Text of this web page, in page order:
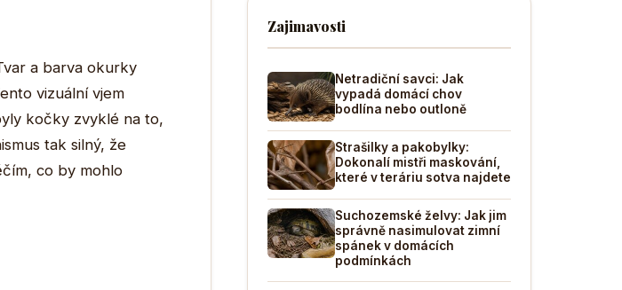
a barva okurky
vizuální vjem
kočky zvyklé na to,
tak silný, že
co by mohlo
Zajimavosti
Netradiční savci: Jak
vypadá domácí chov
bodlína nebo outloně
Strašilky a pakobylky:
Dokonalí mistři maskování,
které v teráriu sotva najdete
Suchozemské želvy: Jak jim
správně nasimulovat zimní
spánek v domácích
podmínkách